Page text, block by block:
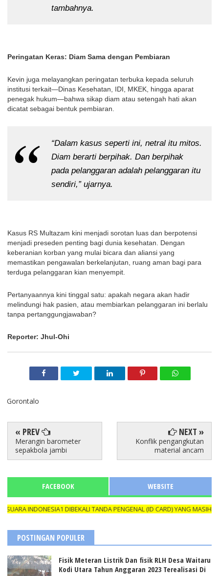
tambahnya.
Peringatan Keras: Diam Sama dengan Pembiaran
Kevin juga melayangkan peringatan terbuka kepada seluruh
institusi terkait—Dinas Kesehatan, IDI, MKEK, hingga aparat
penegak hukum—bahwa sikap diam atau setengah hati akan
dicatat sebagai bentuk pembiaran.
“Dalam kasus seperti ini, netral itu mitos.
Diam berarti berpihak. Dan berpihak
pada pelanggaran adalah pelanggaran itu
sendiri,” ujarnya.
Kasus RS Multazam kini menjadi sorotan luas dan berpotensi
menjadi preseden penting bagi dunia kesehatan. Dengan
keberanian korban yang mulai bicara dan aliansi yang
memastikan pengawalan berkelanjutan, ruang aman bagi para
terduga pelanggaran kian menyempit.
Pertanyaannya kini tinggal satu: apakah negara akan hadir
melindungi hak pasien, atau membiarkan pelanggaran ini berlalu
tanpa pertanggungjawaban?
Reporter: Jhul-Ohi
Gorontalo
« PREV
Merangin barometer
sepakbola jambi
NEXT »
Konflik pengangkutan
material ancam
FACEBOOK WEBSITE
INDONESIA1 DIBEKALI TANDA PENGENAL (ID CARD) YANG MASIH
POSTINGAN POPULER
Fisik Meteran Listrik Dan fisik RLH Desa Waitaru
Kodi Utara Tahun Anggaran 2023 Terealisasi Di